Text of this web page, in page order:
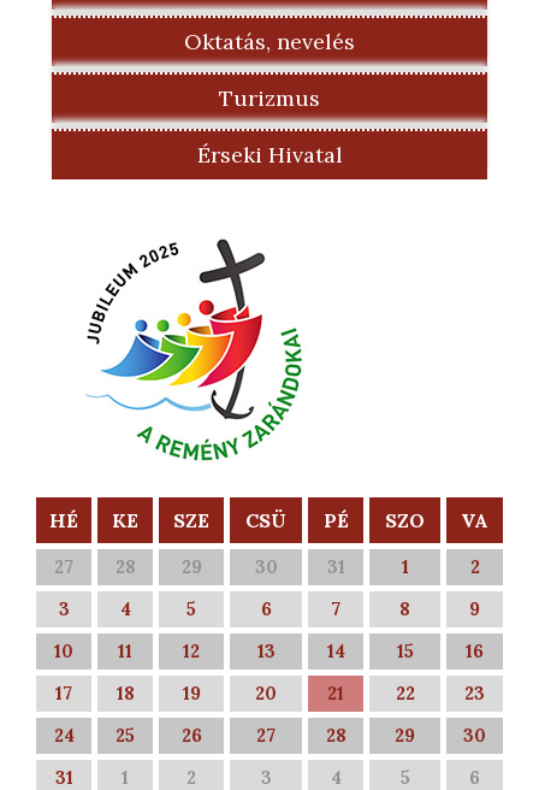
Oktatás, nevelés
Turizmus
Érseki Hivatal
HÉ KE SZE CSÜ PÉ SZO VA
27 28 29 30 31 1
2
3
4 5 6 7 8
9
10
11 12 13 14 15
16
17
18 19 20 21 22
23
24
25 26 27 28 29
30
31
1 2 3 4 5 6